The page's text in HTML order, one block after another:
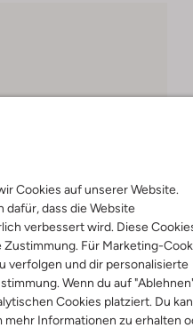
Cookies auf unserer Website.
dafür, dass die Website
verbessert wird. Diese
Für Marketing-
verfolgen und dir personalisierte
Wenn du auf
Cookies platziert. Du
mehr Informationen zu erhalten